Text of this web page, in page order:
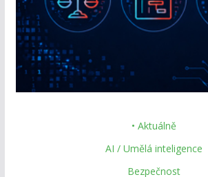
• Aktuálně
AI / Umělá inteligence
Bezpečnost